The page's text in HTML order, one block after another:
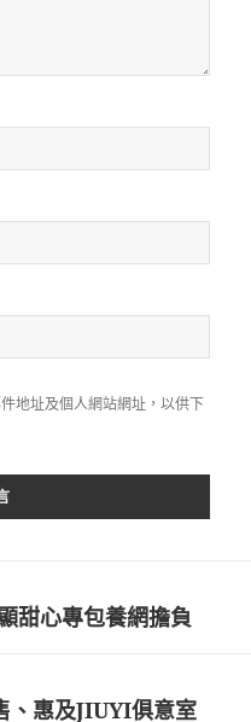
地址及個人網站網址，以供下
甜心專包養網擔負
、惠及JIUYI俱意室